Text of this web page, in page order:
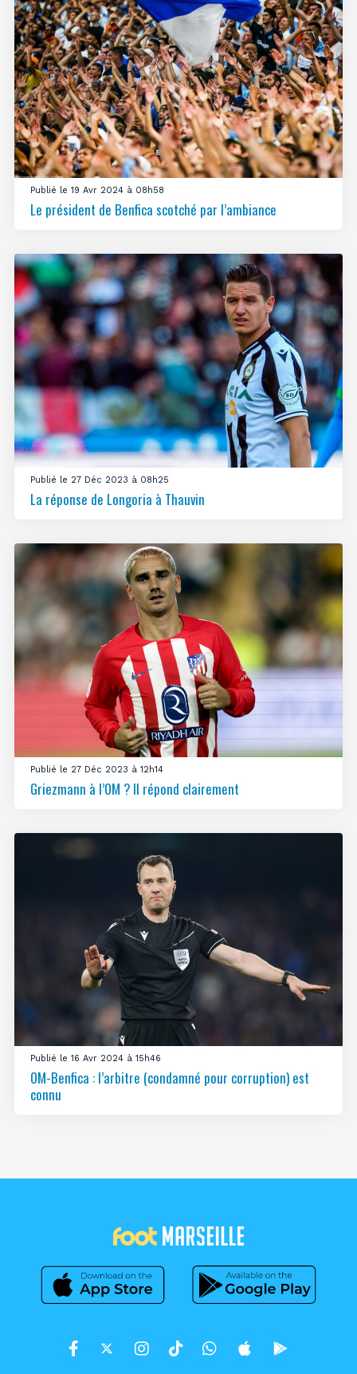
Publié le 19 Avr 2024 à 08h58
Le président de Benfica scotché par l’ambiance
Publié le 27 Déc 2023 à 08h25
La réponse de Longoria à Thauvin
Publié le 27 Déc 2023 à 12h14
Griezmann à l’OM ? Il répond clairement
Publié le 16 Avr 2024 à 15h46
OM-Benfica : l’arbitre (condamné pour corruption) est
connu